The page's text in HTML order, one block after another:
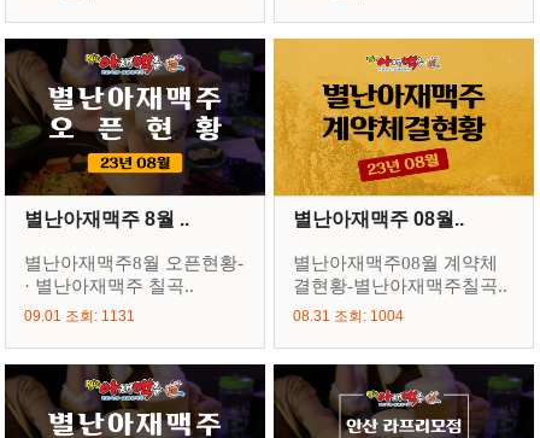
별난아재맥주 8월 ..
별난아재맥주8월 오픈현황-
· 별난아재맥주 칠곡..
09.01 조회: 1131
별난아재맥주 08월..
별난아재맥주08월 계약체
결현황-별난아재맥주칠곡..
08.31 조회: 1004